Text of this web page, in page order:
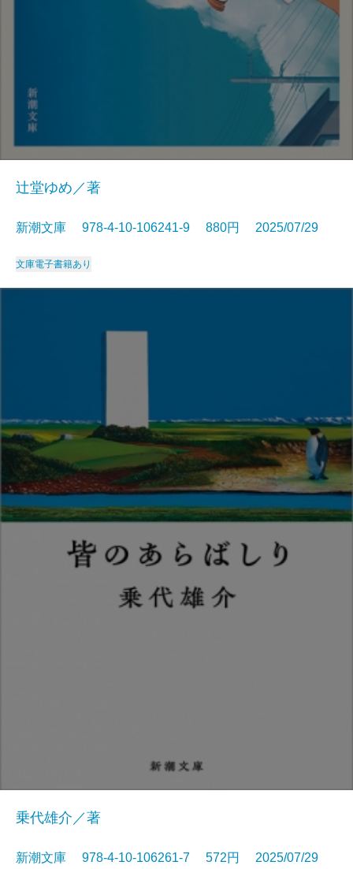
辻堂ゆめ／著
新潮文庫 978-4-10-106241-9 880円 2025/07/29
文庫電子書籍あり
乗代雄介／著
新潮文庫 978-4-10-106261-7 572円 2025/07/29